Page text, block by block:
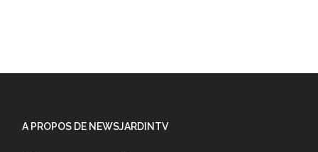
A PROPOS DE NEWSJARDINTV